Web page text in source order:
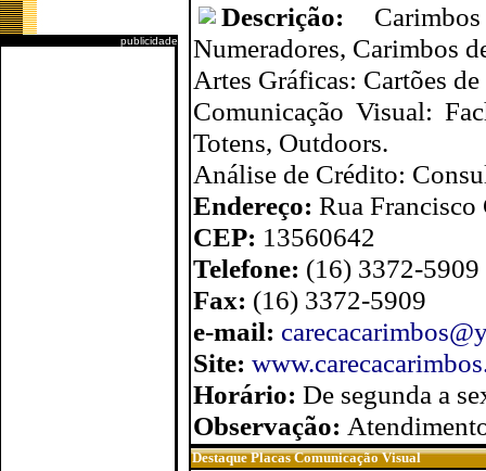
publicidade
Descrição:
Numeradores, Carimbos
Artes Gráficas: Cartões
Comunicação Visual:
Totens, Outdoors.
Análise de Crédito:
Endereço: Rua Francisco
CEP: 13560642
Telefone: (16) 3372-5909
Fax: (16) 3372-5909
e-mail:
Site:
Horário: De segunda a
Observação:
Destaque Placas Comunicação Visual